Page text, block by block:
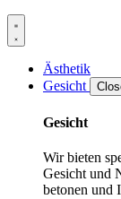
Ästhetik
Gesicht
Gesicht
Wir bieten
Gesicht und
betonen und